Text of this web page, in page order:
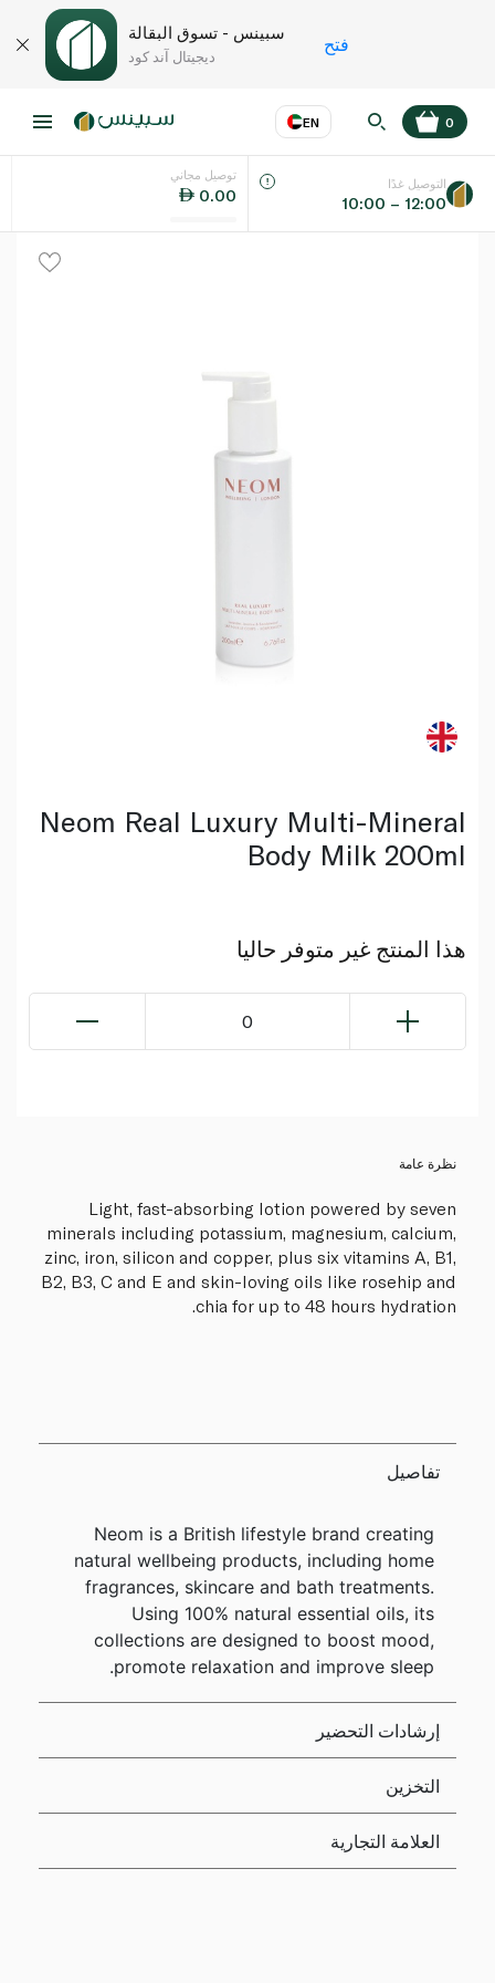
سبينس - تسوق البقالة
ديجيتال آند كود
فتح
EN
اللغة عر
0
توصيل مجاني
0.00
التوصيل غدًا
10:00 – 12:00
Neom Real Luxury Multi-Mineral
Body Milk 200ml
هذا المنتج غير متوفر حاليا
0
نظرة عامة
Light, fast-absorbing lotion powered by seven
minerals including potassium, magnesium, calcium,
zinc, iron, silicon and copper, plus six vitamins A, B1,
B2, B3, C and E and skin-loving oils like rosehip and
chia for up to 48 hours hydration.
تفاصيل
Neom is a British lifestyle brand creating
natural wellbeing products, including home
fragrances, skincare and bath treatments.
Using 100% natural essential oils, its
collections are designed to boost mood,
promote relaxation and improve sleep.
إرشادات التحضير
التخزين
العلامة التجارية